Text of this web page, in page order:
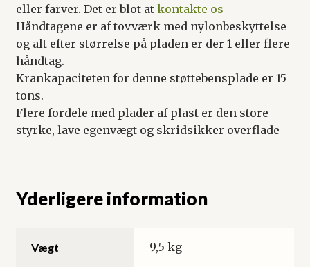
eller farver. Det er blot at kontakte os
Håndtagene er af tovværk med nylonbeskyttelse
og alt efter størrelse på pladen er der 1 eller flere
håndtag.
Krankapaciteten for denne støttebensplade er 15
tons.
Flere fordele med plader af plast er den store
styrke, lave egenvægt og skridsikker overflade
Yderligere information
Vægt 9,5 kg